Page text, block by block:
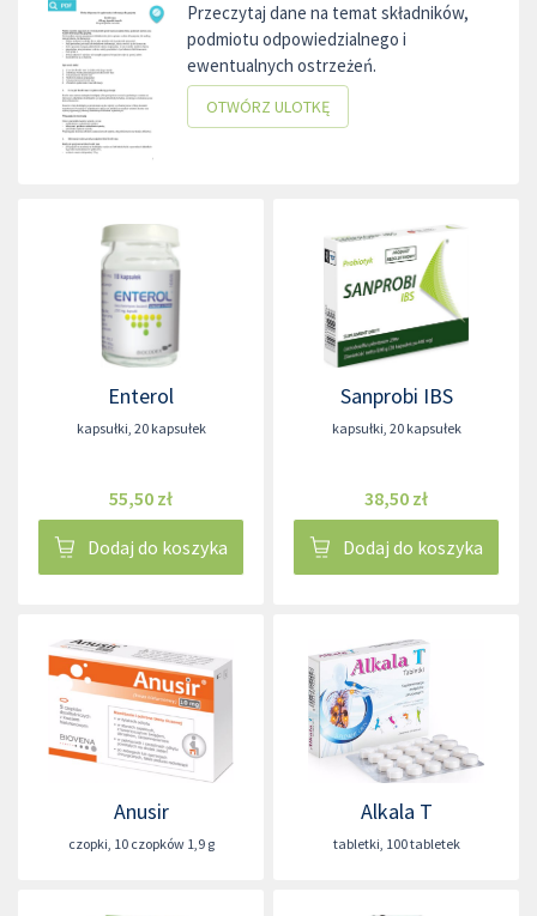
Przeczytaj dane na temat składników,
podmiotu odpowiedzialnego i
ewentualnych ostrzeżeń.
OTWÓRZ ULOTKĘ
Enterol
kapsułki 20 kapsułek
55,50 zł
Dodaj do koszyka
Sanprobi IBS
kapsułki 20 kapsułek
38,50 zł
Dodaj do koszyka
Anusir
czopki 10 czopków 1,9 g
Alkala T
tabletki 100 tabletek